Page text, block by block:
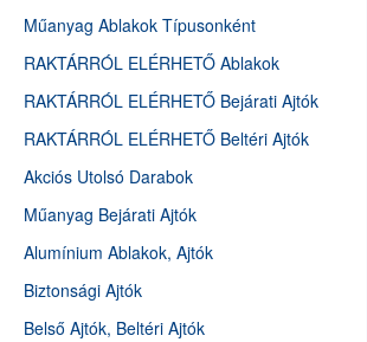
Műanyag Ablakok Típusonként
RAKTÁRRÓL ELÉRHETŐ Ablakok
RAKTÁRRÓL ELÉRHETŐ Bejárati Ajtók
RAKTÁRRÓL ELÉRHETŐ Beltéri Ajtók
Akciós Utolsó Darabok
Műanyag Bejárati Ajtók
Alumínium Ablakok, Ajtók
Biztonsági Ajtók
Belső Ajtók, Beltéri Ajtók